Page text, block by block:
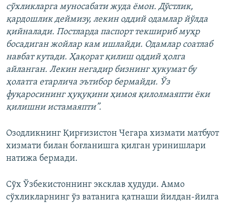
1080p
сўхликларга муносабати жуда ёмон. Дўстлик,
қардошлик деймизу, лекин оддий одамлар йўлда
қийналади. Постларда паспорт текшириб муҳр
босадиган жойлар кам ишлайди. Одамлар соатлаб
навбат кутади. Ҳақорат қилиш оддий ҳолга
айланган. Лекин негадир бизнинг ҳукумат бу
ҳолатга етарлича эътибор бермайди. Ўз
фуқаросининг ҳуқуқини ҳимоя қилолмаяпти ёки
қилишни истамаяпти”.
Озодликнинг Қирғизистон Чегара хизмати матбуот
хизмати билан боғланишга қилган уринишлари
натижа бермади.
Сўх Ўзбекистоннинг эксклав ҳудуди. Аммо
сўхликларнинг ўз ватанига қатнаши йилдан-йилга